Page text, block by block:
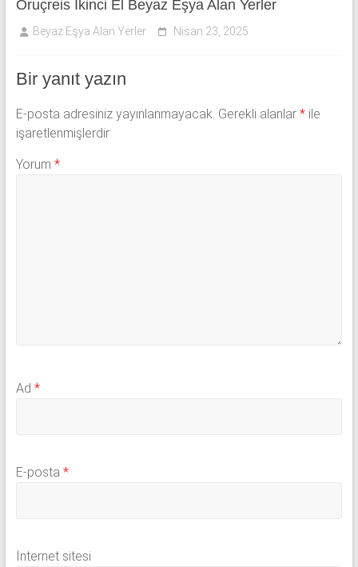
Oruçreis İkinci El Beyaz Eşya Alan Yerler
Beyaz Eşya Alan Yerler Nisan 23, 2025
Bir yanıt yazın
E-posta adresiniz yayınlanmayacak. Gerekli alanlar *ile
işaretlenmişlerdir
Yorum *
Ad *
E-posta *
İnternet sitesi